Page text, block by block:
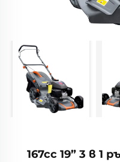
167cc 19” 3 в 1